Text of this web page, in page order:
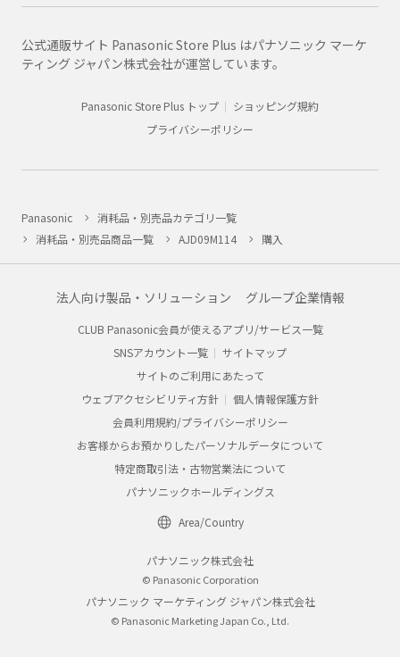
公式通販サイト Panasonic Store Plus はパナソニック マーケ
ティング ジャパン株式会社が運営しています。
Panasonic Store Plus トップ
ショッピング規約
プライバシーポリシー
Panasonic
消耗品・別売品カテゴリ一覧
消耗品・別売品商品一覧
AJD09M114 購入
法人向け製品・ソリューション グループ企業情報
CLUB Panasonic会員が使えるアプリ/サービス一覧
SNSアカウント一覧
サイトマップ
サイトのご利用にあたって
ウェブアクセシビリティ方針
個人情報保護方針
会員利用規約/プライバシーポリシー
お客様からお預かりしたパーソナルデータについて
特定商取引法・古物営業法について
パナソニックホールディングス
Area/Country
パナソニック株式会社
© Panasonic Corporation
パナソニック マーケティング ジャパン株式会社
© Panasonic Marketing Japan Co., Ltd.